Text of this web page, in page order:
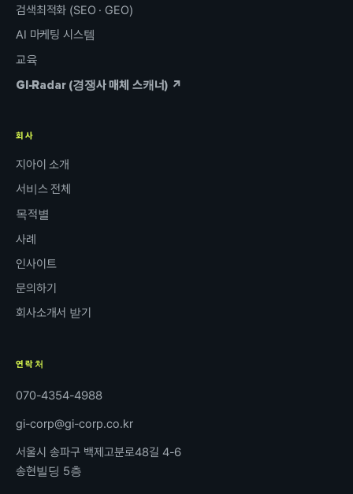
검색최적화 (SEO · GEO)
AI 마케팅 시스템
교육
GI-Radar (경쟁사 매체 스캐너) ↗
회사
지아이 소개
서비스 전체
목적별
사례
인사이트
문의하기
회사소개서 받기
연락처
070-4354-4988
gi-corp@gi-corp.co.kr
서울시 송파구 백제고분로48길 4-6
송현빌딩 5층